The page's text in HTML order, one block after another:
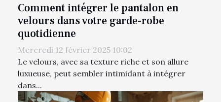
Comment intégrer le pantalon en
velours dans votre garde-robe
quotidienne
Mercredi 12 février 2025 10:02
Le velours, avec sa texture riche et son allure
luxueuse, peut sembler intimidant à intégrer
dans...